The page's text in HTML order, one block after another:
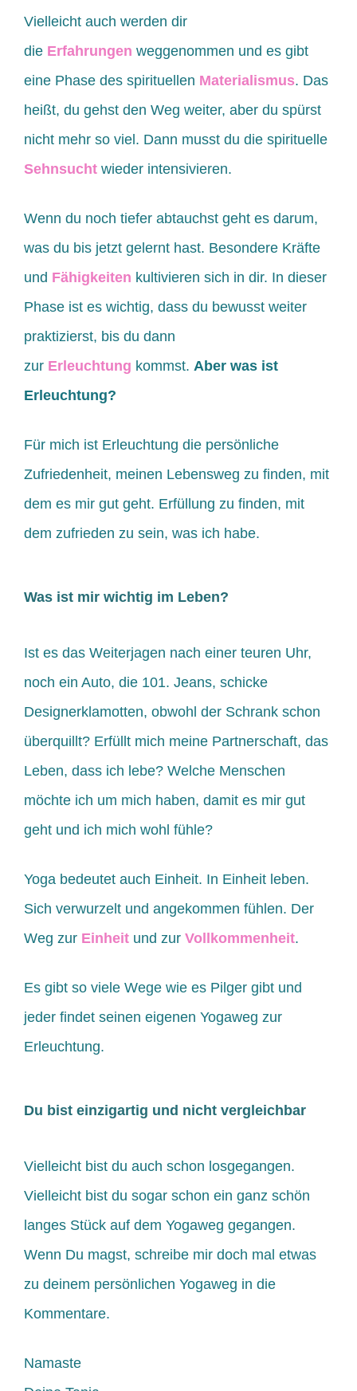
Vielleicht auch werden dir
die Erfahrungen weggenommen und es gibt
eine Phase des spirituellen Materialismus. Das
heißt, du gehst den Weg weiter, aber du spürst
nicht mehr so viel. Dann musst du die spirituelle
Sehnsucht wieder intensivieren.
Wenn du noch tiefer abtauchst geht es darum,
was du bis jetzt gelernt hast. Besondere Kräfte
und Fähigkeiten kultivieren sich in dir. In dieser
Phase ist es wichtig, dass du bewusst weiter
praktizierst, bis du dann
zur Erleuchtung kommst. Aber was ist
Erleuchtung?
Für mich ist Erleuchtung die persönliche
Zufriedenheit, meinen Lebensweg zu finden, mit
dem es mir gut geht. Erfüllung zu finden, mit
dem zufrieden zu sein, was ich habe.
Was ist mir wichtig im Leben?
Ist es das Weiterjagen nach einer teuren Uhr,
noch ein Auto, die 101. Jeans, schicke
Designerklamotten, obwohl der Schrank schon
überquillt? Erfüllt mich meine Partnerschaft, das
Leben, dass ich lebe? Welche Menschen
möchte ich um mich haben, damit es mir gut
geht und ich mich wohl fühle?
Yoga bedeutet auch Einheit. In Einheit leben.
Sich verwurzelt und angekommen fühlen. Der
Weg zur Einheit und zur Vollkommenheit.
Es gibt so viele Wege wie es Pilger gibt und
jeder findet seinen eigenen Yogaweg zur
Erleuchtung.
Du bist einzigartig und nicht vergleichbar
Vielleicht bist du auch schon losgegangen.
Vielleicht bist du sogar schon ein ganz schön
langes Stück auf dem Yogaweg gegangen.
Wenn Du magst, schreibe mir doch mal etwas
zu deinem persönlichen Yogaweg in die
Kommentare.
Namaste